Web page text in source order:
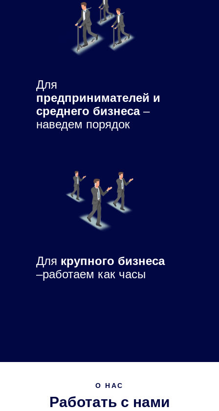
Для
предпринимателей и
среднего бизнеса–
наведем порядок
Для крупного бизнеса
–работаем как часы
О НАС
Работать с нами